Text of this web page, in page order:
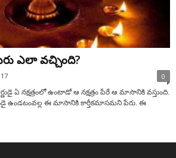
ఎలా వచ్చింది?
0
ఏ నక్షత్రంలో ఉంటాడో ఆ నక్షత్రం పేరే ఆ మాసానికి వస్తుంది.
ఉండటంవల్ల ఈ మాసానికి కార్తీకమాసమని పేరు. ఈ